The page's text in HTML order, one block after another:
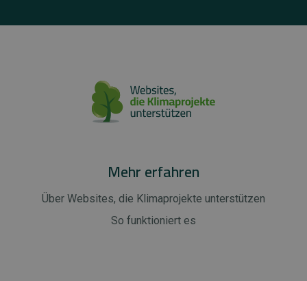
Mehr erfahren
Über Websites, die Klimaprojekte unterstützen
So funktioniert es